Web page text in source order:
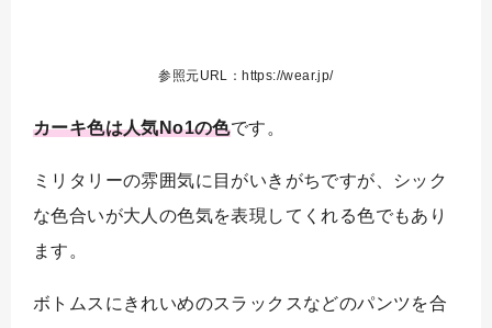
参照元URL：https://wear.jp/
カーキ色は人気No1の色です。
ミリタリーの雰囲気に目がいきがちですが、シック
な色合いが大人の色気を表現してくれる色でもあり
ます。
ボトムスにきれいめのスラックスなどのパンツを合